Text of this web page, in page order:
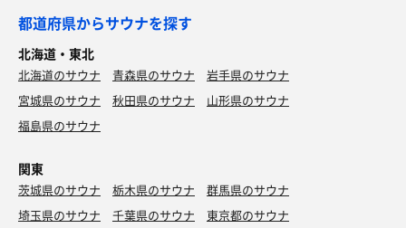
都道府県からサウナを探す
北海道・東北
北海道のサウナ 青森県のサウナ
岩手県のサウナ
宮城県のサウナ
秋田県のサウナ
山形県のサウナ
福島県のサウナ
関東
茨城県のサウナ 栃木県のサウナ
群馬県のサウナ
埼玉県のサウナ
千葉県のサウナ
東京都のサウナ